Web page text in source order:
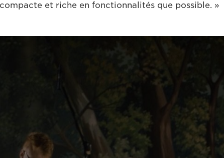
et riche en fonctionnalités que possible. »